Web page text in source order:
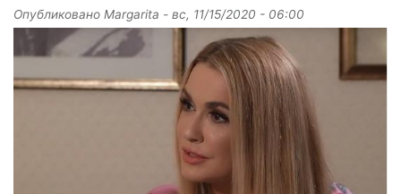
Опубликовано Margarita - вс, 11/15/2020 - 06:00